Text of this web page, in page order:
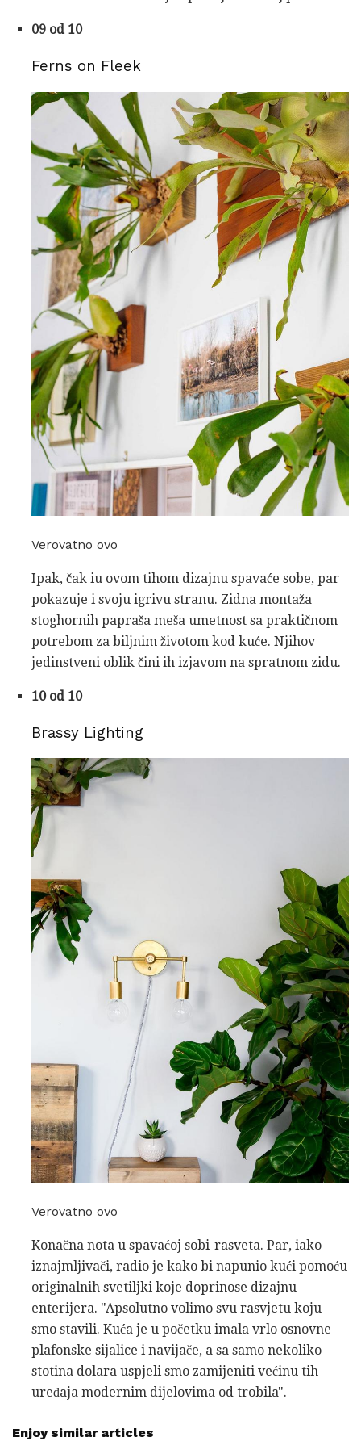
09 od 10
Ferns on Fleek
Verovatno ovo
Ipak, čak iu ovom tihom dizajnu spavaće sobe, par
pokazuje i svoju igrivu stranu. Zidna montaža
stoghornih papraša meša umetnost sa praktičnom
potrebom za biljnim životom kod kuće. Njihov
jedinstveni oblik čini ih izjavom na spratnom zidu.
10 od 10
Brassy Lighting
Verovatno ovo
Konačna nota u spavaćoj sobi-rasveta. Par, iako
iznajmljivači, radio je kako bi napunio kući pomoću
originalnih svetiljki koje doprinose dizajnu
enterijera. "Apsolutno volimo svu rasvjetu koju
smo stavili. Kuća je u početku imala vrlo osnovne
plafonske sijalice i navijače, a sa samo nekoliko
stotina dolara uspjeli smo zamijeniti većinu tih
uređaja modernim dijelovima od trobila".
Enjoy similar articles